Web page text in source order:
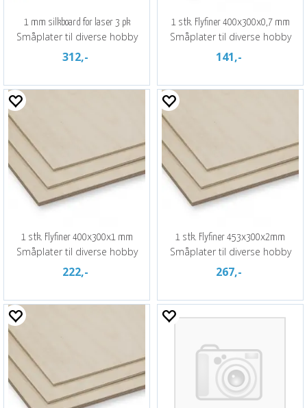
1 mm silkboard for laser 3 pk
Småplater til diverse hobby
312,-
1 stk. Flyfiner 400x300x0,7 mm
Småplater til diverse hobby
141,-
1 stk. Flyfiner 400x300x1 mm
Småplater til diverse hobby
222,-
1 stk. Flyfiner 453x300x2mm
Småplater til diverse hobby
267,-